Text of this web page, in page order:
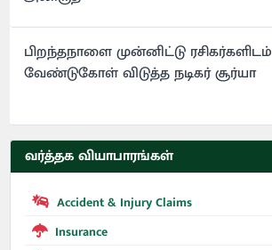
பிறந்தநாளை முன்னிட்டு ரசிகர்களிடம்
வேண்டுகோள் விடுத்த நடிகர் சூர்யா
வர்த்தக வியாபாரங்கள்
Accident & Injury Claims
Insurance